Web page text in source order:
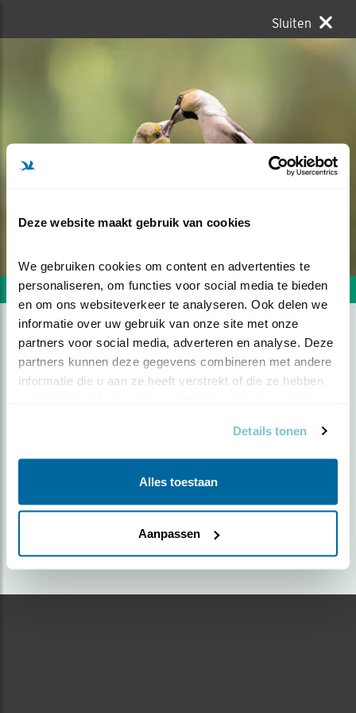
Deze website maakt gebruik van cookies
We gebruiken cookies om content en advertenties te
personaliseren, om functies voor social media te bieden
en om ons websiteverkeer te analyseren. Ook delen we
informatie over uw gebruik van onze site met onze
partners voor social media, adverteren en analyse. Deze
partners kunnen deze gegevens combineren met andere
informatie die u aan ze heeft verstrekt of die ze hebben
Details tonen
Alles toestaan
Aanpassen
Sluiten
Volgende foto Vorige foto
NIEUW LEVEN